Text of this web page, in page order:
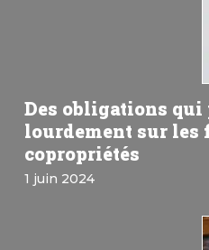
Des obligations qui
lourdement sur les
copropriétés
1 juin 2024